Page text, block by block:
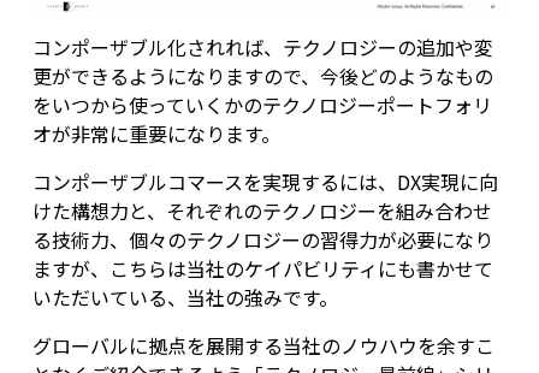
コンポーザブル化されれば、テクノロジーの追加や変
更ができるようになりますので、今後どのようなもの
をいつから使っていくかのテクノロジーポートフォリ
オが非常に重要になります。
コンポーザブルコマースを実現するには、DX実現に向
けた構想力と、それぞれのテクノロジーを組み合わせ
る技術力、個々のテクノロジーの習得力が必要になり
ますが、こちらは当社のケイパビリティにも書かせて
いただいている、当社の強みです。
グローバルに拠点を展開する当社のノウハウを余すこ